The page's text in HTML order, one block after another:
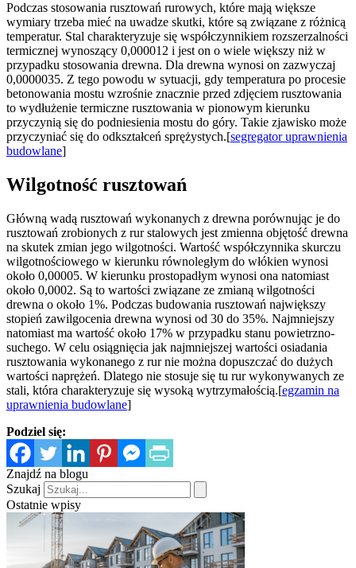
Podczas stosowania rusztowań rurowych, które mają większe
wymiary trzeba mieć na uwadze skutki, które są związane z różnicą
temperatur. Stal charakteryzuje się współczynnikiem rozszerzalności
termicznej wynoszący 0,000012 i jest on o wiele większy niż w
przypadku stosowania drewna. Dla drewna wynosi on zazwyczaj
0,0000035. Z tego powodu w sytuacji, gdy temperatura po procesie
betonowania mostu wzrośnie znacznie przed zdjęciem rusztowania
to wydłużenie termiczne rusztowania w pionowym kierunku
przyczynią się do podniesienia mostu do góry. Takie zjawisko może
przyczyniać się do odkształceń sprężystych.[segregator uprawnienia
budowlane]
Wilgotność rusztowań
Główną wadą rusztowań wykonanych z drewna porównując je do
rusztowań zrobionych z rur stalowych jest zmienna objętość drewna
na skutek zmian jego wilgotności. Wartość współczynnika skurczu
wilgotnościowego w kierunku równoległym do włókien wynosi
około 0,00005. W kierunku prostopadłym wynosi ona natomiast
około 0,0002. Są to wartości związane ze zmianą wilgotności
drewna o około 1%. Podczas budowania rusztowań największy
stopień zawilgocenia drewna wynosi od 30 do 35%. Najmniejszy
natomiast ma wartość około 17% w przypadku stanu powietrzno-
suchego. W celu osiągnięcia jak najmniejszej wartości osiadania
rusztowania wykonanego z rur nie można dopuszczać do dużych
wartości naprężeń. Dlatego nie stosuje się tu rur wykonywanych ze
stali, która charakteryzuje się wysoką wytrzymałością.[egzamin na
uprawnienia budowlane]
Podziel się:
Znajdź na blogu
Szukaj
Ostatnie wpisy